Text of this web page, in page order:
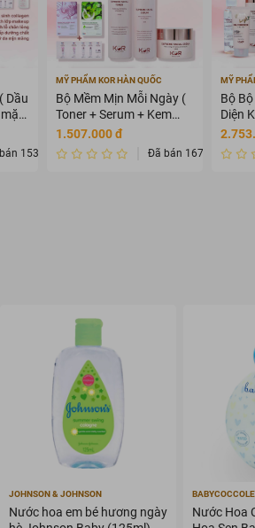
Dầu
1534232
MỸ PHẨM KOR HÀN QUỐC
Bộ Mềm Mịn Mỗi Ngày (
Toner + Serum + Kem
dưỡng )
1.507.000 đ
Đã bán 1678432
MỸ
Bộ
Diện
KOR )
JOHNSON & JOHNSON
Nước hoa em bé hương ngày
BABYCOCCOLE
Nước Hoa